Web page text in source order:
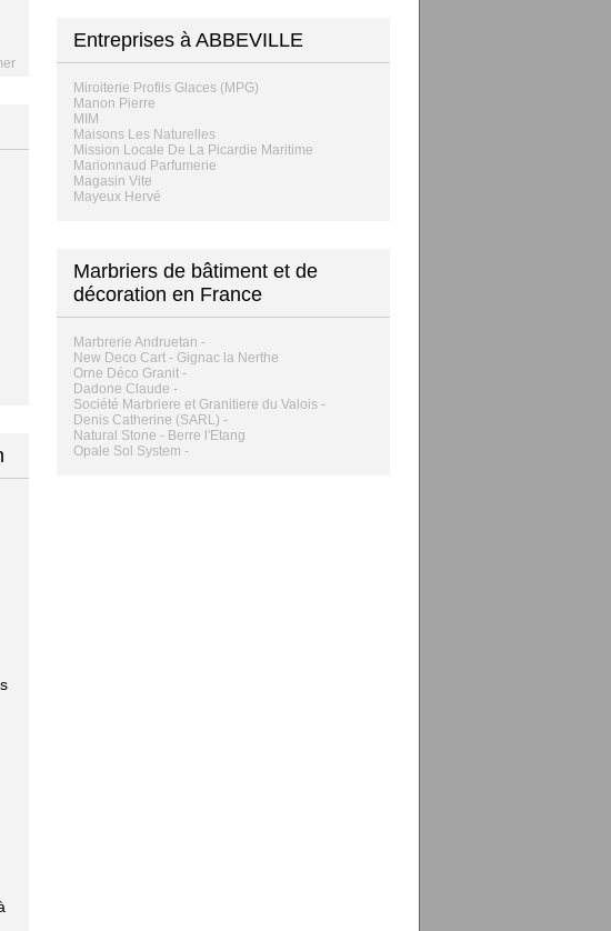
Entreprises à ABBEVILLE
Miroiterie Profils Glaces (MPG)
Manon Pierre
MIM
Maisons Les Naturelles
Mission Locale De La Picardie Maritime
Marionnaud Parfumerie
Magasin Vite
Mayeux Hervé
Marbriers de bâtiment et de
décoration en France
Marbrerie Andruetan -
New Deco Cart - Gignac la Nerthe
Orne Déco Granit -
Dadone Claude -
Société Marbriere et Granitiere du Valois -
Denis Catherine (SARL) -
Natural Stone - Berre l'Etang
Opale Sol System -